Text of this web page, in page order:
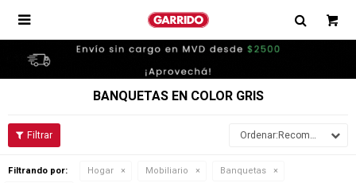

BANQUETAS EN COLOR GRIS
Recomendados
Filtrando por: Hogar Mobiliario
Banquetas